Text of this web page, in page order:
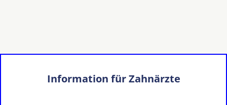
Information für Zahnärzte